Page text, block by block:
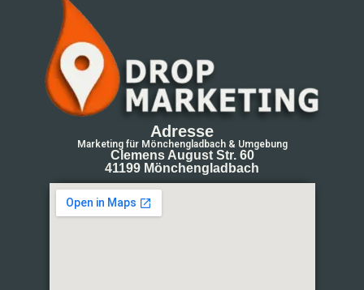
Adresse
Marketing für Mönchengladbach & Umgebung
Clemens August Str. 60
41199 Mönchengladbach